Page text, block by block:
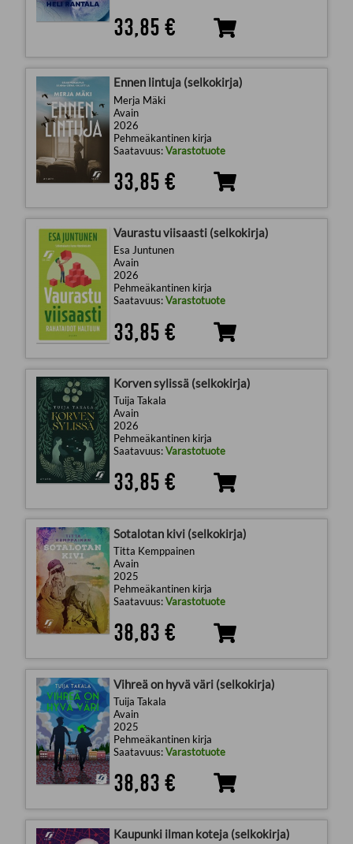
33,85 €
Ennen lintuja (selkokirja)
Merja Mäki
Avain
2026
Pehmeäkantinen kirja
Saatavuus:Varastotuote
33,85 €
Vaurastu viisaasti (selkokirja)
Esa Juntunen
Avain
2026
Pehmeäkantinen kirja
Saatavuus:Varastotuote
33,85 €
Korven sylissä (selkokirja)
Tuija Takala
Avain
2026
Pehmeäkantinen kirja
Saatavuus:Varastotuote
33,85 €
Sotalotan kivi (selkokirja)
Titta Kemppainen
Avain
2025
Pehmeäkantinen kirja
Saatavuus:Varastotuote
38,83 €
Vihreä on hyvä väri (selkokirja)
Tuija Takala
Avain
2025
Pehmeäkantinen kirja
Saatavuus:Varastotuote
38,83 €
Kaupunki ilman koteja (selkokirja)